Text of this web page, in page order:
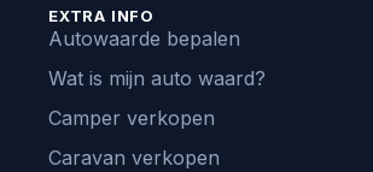
EXTRA INFO
Autowaarde bepalen
Wat is mijn auto waard?
Camper verkopen
Caravan verkopen